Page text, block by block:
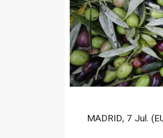
MADRID, 7 Jul.